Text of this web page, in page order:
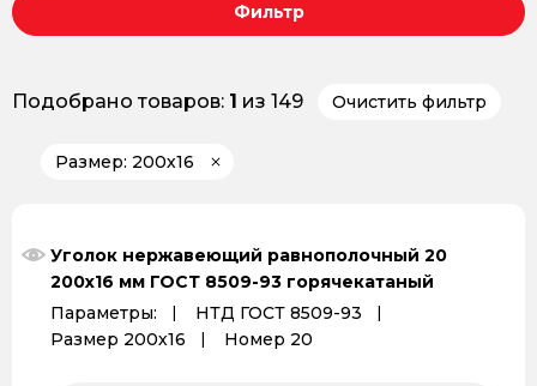
Фильтр
Подобрано товаров: 1 из 149 Очистить фильтр
Размер: 200х16
Уголок нержавеющий равнополочный 20
200х16 мм ГОСТ 8509-93 горячекатаный
Параметры:
НТД ГОСТ 8509-93
Размер 200х16
Номер 20